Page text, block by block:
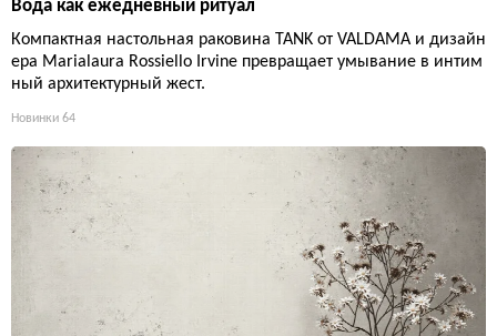
Вода как ежедневный ритуал
Компактная настольная раковина TANK от VALDAMA и дизайн
ера Marialaura Rossiello Irvine превращает умывание в интим
ный архитектурный жест.
Новинки 64